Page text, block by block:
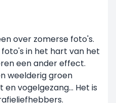
over zomerse foto's.
in het hart van het
een ander effect.
weelderig groen
en vogelgezang... Het is